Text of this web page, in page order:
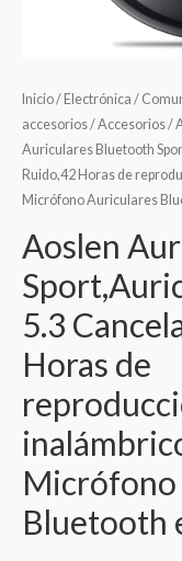
Inicio/ Electrónica /
accesorios/Accesorios/
Auriculares Bluetooth
Ruido,42 Horas de
Micrófono Auriculares
Aoslen
5.3
Horas de
Bluetooth